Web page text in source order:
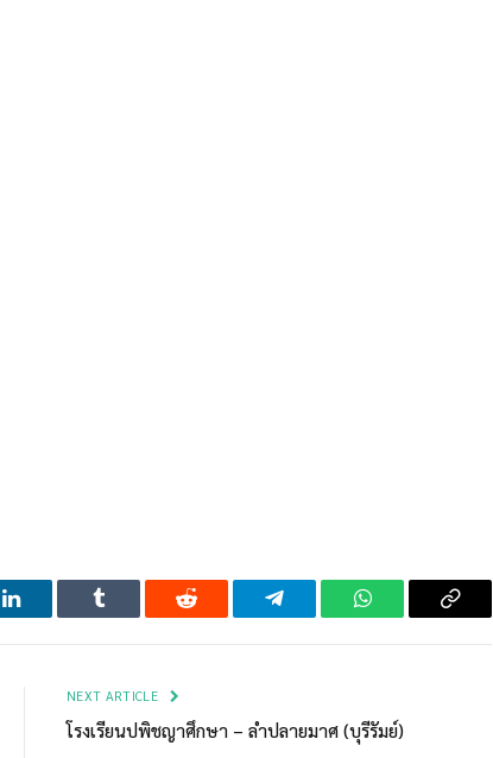
LinkedIn Tumblr Reddit Telegram WhatsAppCopy
NEXT ARTICLE
โรงเรียนปพิชญาศึกษา – ลำปลายมาศ (บุรีรัมย์)